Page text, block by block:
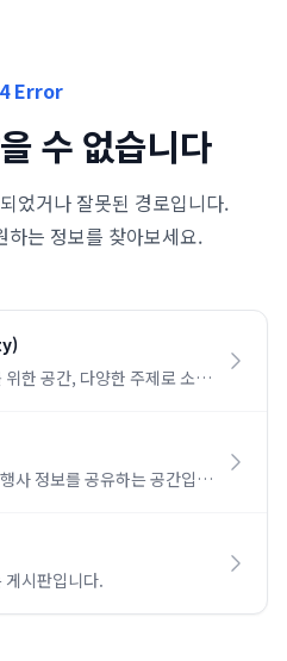
Error
수 없습니다
었거나 잘못된 경로입니다.
하는 정보를 찾아보세요.
)
한 공간, 다양한 주제로 소통
사 정보를 공유하는 공간입니
게시판입니다.